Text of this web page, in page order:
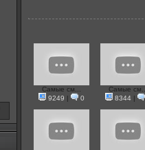
Самые см...
9249 | 0
Самые
8344 |